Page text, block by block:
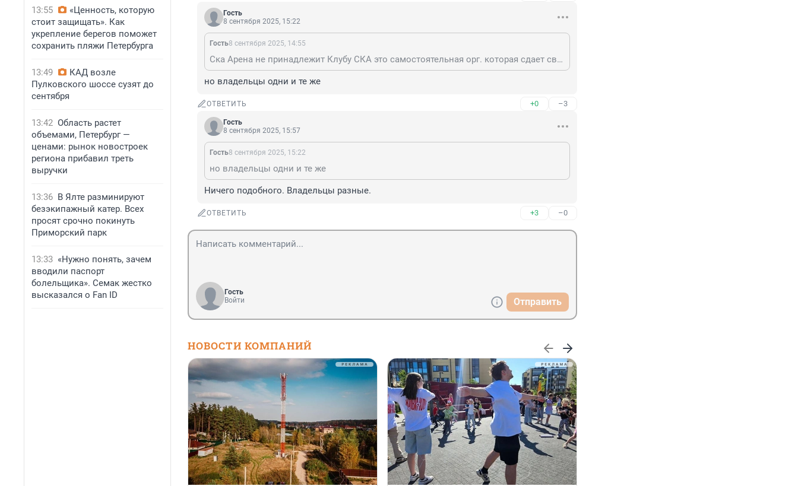
13:55
«Ценность, которую
стоит защищать». Как
укрепление берегов поможет
сохранить пляжи Петербурга
13:49
КАД возле
Пулковского шоссе сузят до
сентября
13:42 Область растет
объемами, Петербург —
ценами: рынок новостроек
региона прибавил треть
выручки
13:36 В Ялте разминируют
безэкипажный катер. Всех
просят срочно покинуть
Приморский парк
13:33 «Нужно понять, зачем
вводили паспорт
болельщика». Семак жестко
высказался о Fan ID
Гость
8 сентября 2025, 15:22
Гость8 сентября 2025, 14:55
Ска Арена не принадлежит Клубу СКА это самостоятельная орг. которая сдает свои помещения кому угодно и нет.
но владельцы одни и те же
ОТВЕТИТЬ +0 –3
Гость
8 сентября 2025, 15:57
Гость8 сентября 2025, 15:22
но владельцы одни и те же
Ничего подобного. Владельцы разные.
ОТВЕТИТЬ +3 –0
Гость
Войти
Отправить
НОВОСТИ КОМПАНИЙ